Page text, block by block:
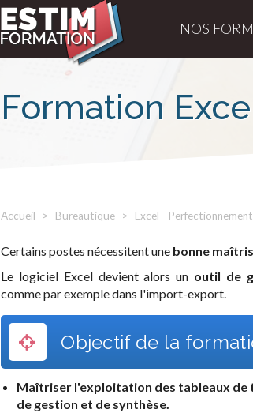
NOS
Formation
Accueil Bureautique Excel - Perfectionnement
Certains postes nécessitent une bonne
Le logiciel Excel devient alors un outil de
comme par exemple dans l'import-export.
Objectif de la
Maîtriser l'exploitation des tableaux de
de gestion et de synthèse.